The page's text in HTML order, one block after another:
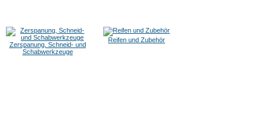
Zerspanung, Schneid- und
Schabwerkzeuge
Reifen und Zubehör